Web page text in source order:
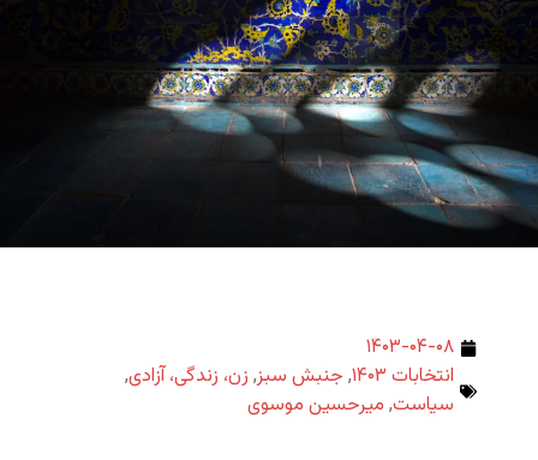
۱۴۰۳-۰۴-۰۸
انتخابات ۱۴۰۳
, جنبش سبز, زن، زندگی، آزادی,
سیاست, میرحسین موسوی